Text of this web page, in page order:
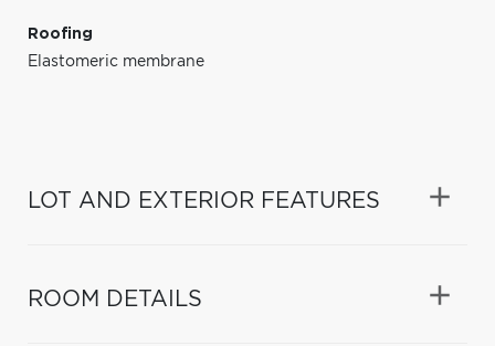
Roofing
Elastomeric membrane
LOT AND EXTERIOR FEATURES
ROOM DETAILS